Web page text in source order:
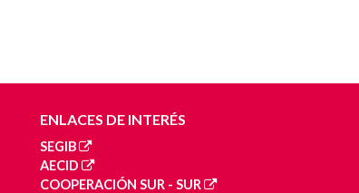
ENLACES DE INTERÉS
SEGIB
AECID
COOPERACIÓN SUR - SUR